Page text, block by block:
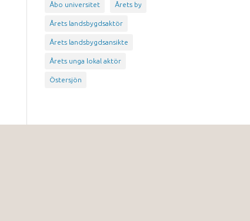
Åbo universitet Årets by
Årets landsbygdsaktör
Årets landsbygdsansikte
Årets unga lokal aktör
Östersjön